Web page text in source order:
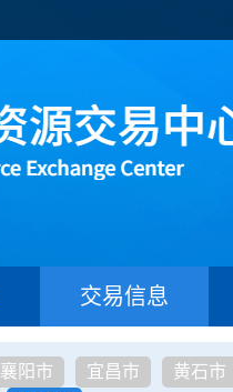
交易信息
襄阳市 宜昌市
黄石市